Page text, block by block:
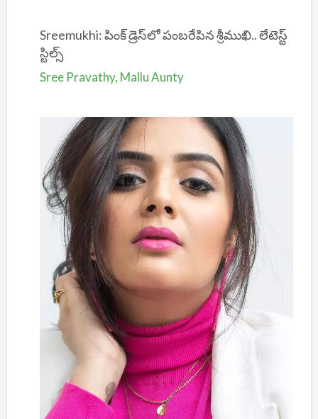
Sreemukhi: పింక్ డ్రెస్‌లో పంబరేపిన శ్రీముఖి.. లేటెస్ట్
స్టిల్స్
Sree Pravathy, Mallu Aunty